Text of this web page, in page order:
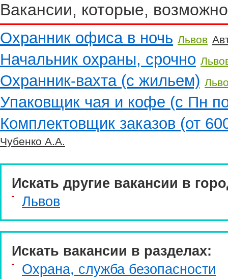
Вакансии, которые,
Охранник офиса в ночь Львов
Начальник охраны, срочно
Охранник-вахта (с жильем)
Упаковщик чая и кофе (с Пн
Комплектовщик заказов (от
Чубенко А.А.
Искать другие вакансии в
Львов
Искать вакансии в разделах:
Охрана, служба безопасности